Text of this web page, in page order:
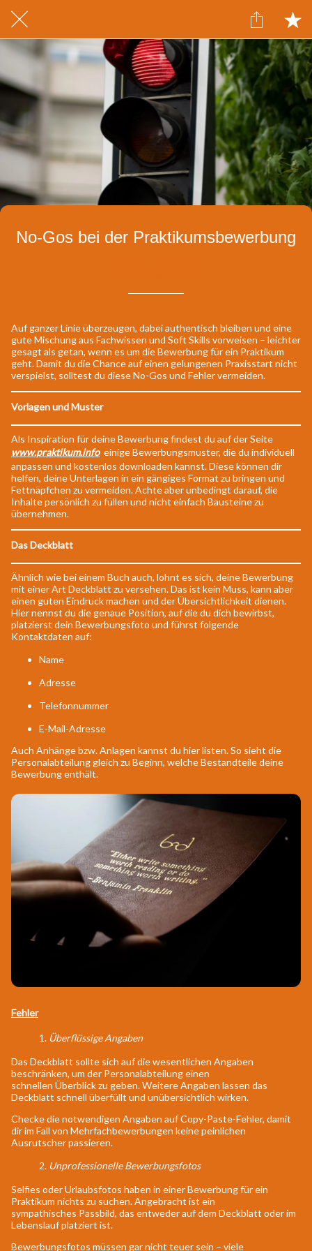
No-Gos bei der Praktikumsbewerbung
Auf ganzer Linie überzeugen, dabei authentisch bleiben und eine
gute Mischung aus Fachwissen und Soft Skills vorweisen – leichter
gesagt als getan, wenn es um die Bewerbung für ein Praktikum
geht. Damit du die Chance auf einen gelungenen Praxisstart nicht
verspielst, solltest du diese No-Gos und Fehler vermeiden.
Vorlagen und Muster
Als Inspiration für deine Bewerbung findest du auf der Seite
www.praktikum.infoeinige Bewerbungsmuster, die du individuell
anpassen und kostenlos downloaden kannst. Diese können dir
helfen, deine Unterlagen in ein gängiges Format zu bringen und
Fettnäpfchen zu vermeiden. Achte aber unbedingt darauf, die
Inhalte persönlich zu füllen und nicht einfach Bausteine zu
übernehmen.
Das Deckblatt
Ähnlich wie bei einem Buch auch, lohnt es sich, deine Bewerbung
mit einer Art Deckblatt zu versehen. Das ist kein Muss, kann aber
einen guten Eindruck machen und der Übersichtlichkeit dienen.
Hier nennst du die genaue Position, auf die du dich bewirbst,
platzierst dein Bewerbungsfoto und führst folgende
Kontaktdaten auf:
Name
Adresse
Telefonnummer
E-Mail-Adresse
Auch Anhänge bzw. Anlagen kannst du hier listen. So sieht die
Personalabteilung gleich zu Beginn, welche Bestandteile deine
Bewerbung enthält.
Fehler
1. Überflüssige Angaben
Das Deckblatt sollte sich auf die wesentlichen Angaben
beschränken, um der Personalabteilung einen
schnellen Überblick zu geben. Weitere Angaben lassen das
Deckblatt schnell überfüllt und unübersichtlich wirken.
Checke die notwendigen Angaben auf Copy-Paste-Fehler, damit
dir im Fall von Mehrfachbewerbungen keine peinlichen
Ausrutscher passieren.
2. Unprofessionelle Bewerbungsfotos
Selfies oder Urlaubsfotos haben in einer Bewerbung für ein
Praktikum nichts zu suchen. Angebracht ist ein
sympathisches Passbild, das entweder auf dem Deckblatt oder im
Lebenslauf platziert ist.
Bewerbungsfotos müssen gar nicht teuer sein – viele